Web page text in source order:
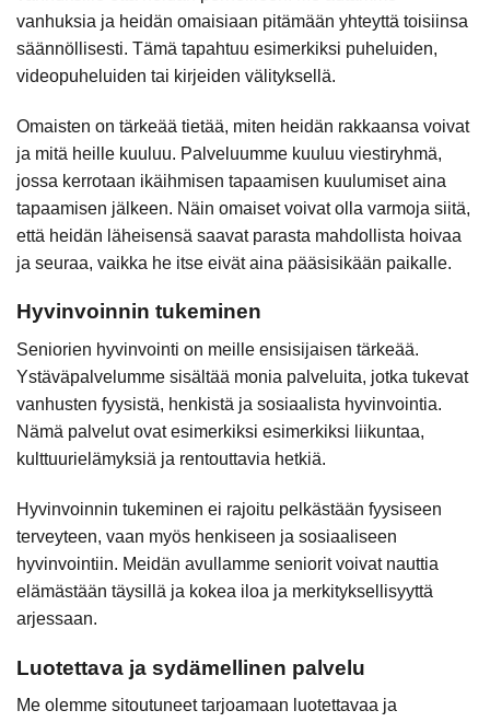
vanhuksia ja heidän omaisiaan pitämään yhteyttä toisiinsa
säännöllisesti. Tämä tapahtuu esimerkiksi puheluiden,
videopuheluiden tai kirjeiden välityksellä.
Omaisten on tärkeää tietää, miten heidän rakkaansa voivat
ja mitä heille kuuluu. Palveluumme kuuluu viestiryhmä,
jossa kerrotaan ikäihmisen tapaamisen kuulumiset aina
tapaamisen jälkeen. Näin omaiset voivat olla varmoja siitä,
että heidän läheisensä saavat parasta mahdollista hoivaa
ja seuraa, vaikka he itse eivät aina pääsisikään paikalle.
Hyvinvoinnin tukeminen
Seniorien hyvinvointi on meille ensisijaisen tärkeää.
Ystäväpalvelumme sisältää monia palveluita, jotka tukevat
vanhusten fyysistä, henkistä ja sosiaalista hyvinvointia.
Nämä palvelut ovat esimerkiksi esimerkiksi liikuntaa,
kulttuurielämyksiä ja rentouttavia hetkiä.
Hyvinvoinnin tukeminen ei rajoitu pelkästään fyysiseen
terveyteen, vaan myös henkiseen ja sosiaaliseen
hyvinvointiin. Meidän avullamme seniorit voivat nauttia
elämästään täysillä ja kokea iloa ja merkityksellisyyttä
arjessaan.
Luotettava ja sydämellinen palvelu
Me olemme sitoutuneet tarjoamaan luotettavaa ja